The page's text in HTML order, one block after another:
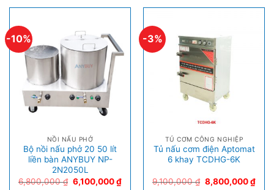
-10%
NỒI NẤU PHỞ
Bộ nồi nấu phở 20 50 lít
liền bàn ANYBUY NP-
2N2050L
6,800,000₫ 6,100,000₫
-3%
TỦ CƠM CÔNG NGHIỆP
Tủ nấu cơm điện Aptomat
6 khay TCDHG-6K
9,100,000₫ 8,800,000₫